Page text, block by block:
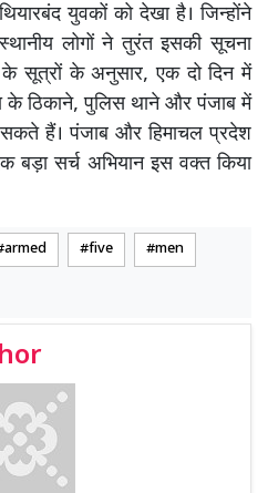
युवकों को देखा है। जिन्होंने
लोगों ने तुरंत इसकी सूचना
के सूत्रों के अनुसार, एक दो दिन में
के ठिकाने, पुलिस थाने और पंजाब में
सकते हैं। पंजाब और हिमाचल प्रदेश
बड़ा सर्च अभियान इस वक्त किया
armed five men